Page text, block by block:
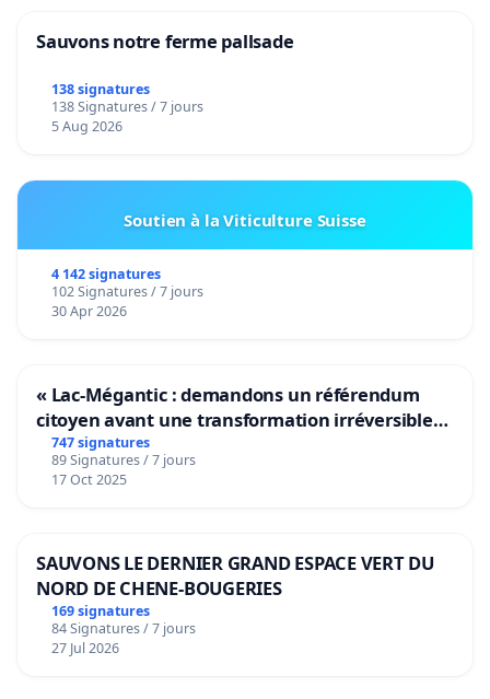
Sauvons notre ferme pallsade
138 signatures
138 Signatures / 7 jours
5 Aug 2026
Soutien à la Viticulture Suisse
4 142 signatures
102 Signatures / 7 jours
30 Apr 2026
« Lac-Mégantic : demandons un référendum
citoyen avant une transformation irréversible
de notre territoire »
747 signatures
89 Signatures / 7 jours
17 Oct 2025
SAUVONS LE DERNIER GRAND ESPACE VERT DU
NORD DE CHENE-BOUGERIES
169 signatures
84 Signatures / 7 jours
27 Jul 2026